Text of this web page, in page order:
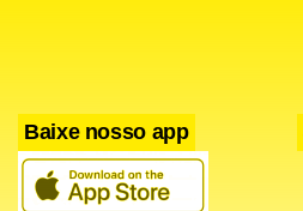
de trabalho. Caso ele abra mão
se aposentar, transformá-los em
estabelece o artigo 142 da Lei
Baixe nosso app